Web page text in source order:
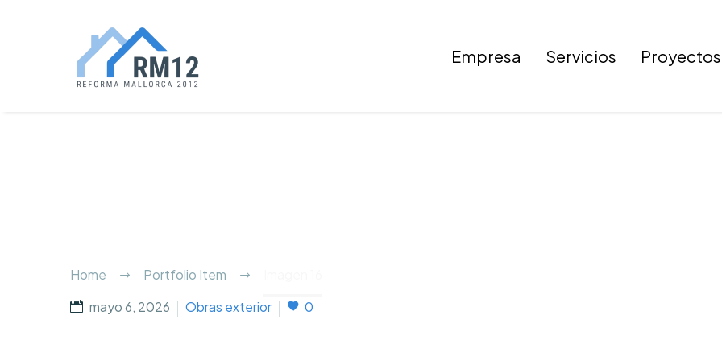
Empresa Servicios Proyectos
Home Portfolio Item
mayo 6, 2026
Obras exterior 0